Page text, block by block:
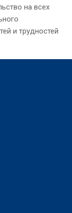
на всех
и трудностей